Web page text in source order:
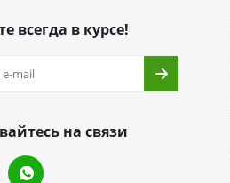
всегда в курсе!
на связи